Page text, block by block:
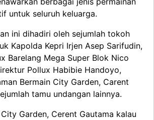
untuk seluruh keluarga.
ini dihadiri oleh sejumlah tokoh
Kapolda Kepri Irjen Asep Sarifudin,
Barelang Mega Super Blok Nico
Pollux Habibie Handoyo,
Bermain City Garden, Carent
tamu undangan lainnya.
Garden, Cerent Gautama kalau